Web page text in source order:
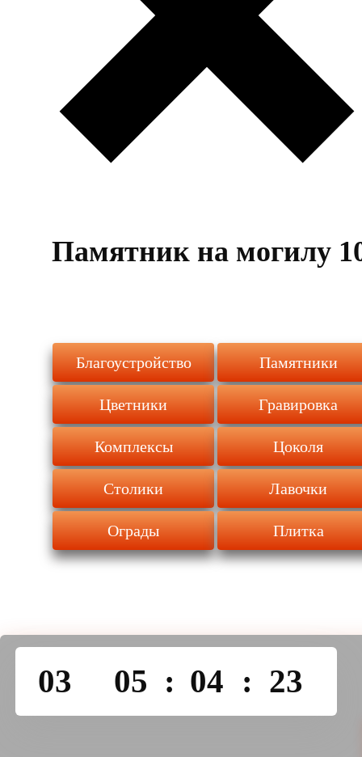
Памятник на могилу
Благоустройство Памятники
Цветники Гравировка
Комплексы Цоколя
Столики Лавочки
Ограды Плитка
03 05 : 04 : 23